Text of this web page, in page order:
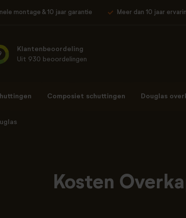
montage & 10 jaar garantie Meer dan 10 jaar
Klantenbeoordeling
Uit 930 beoordelingen
Composiet schuttingen Douglas
Kosten